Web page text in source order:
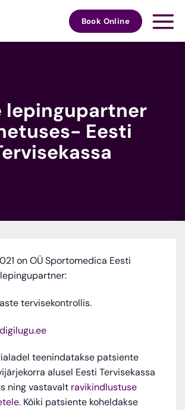
Book Online
lepingupartner
Eesti
on OÜ Sportomedica Eesti
tervisekontrollis.
teenindatakse patsiente
alusel Eesti Tervisekassa
ning vastavalt ravikindlustuse
. Kõiki patsiente koheldakse